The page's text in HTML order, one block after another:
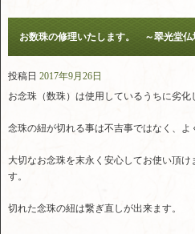
お数珠の修理いたします。 ～翠光堂仏
投稿日 2017年9月26日
お念珠（数珠）は使用しているうちに劣
念珠の紐が切れる事は不吉事ではなく、よ
大切なお念珠を末永く安心してお使い頂
す。
切れた念珠の紐は繋ぎ直しが出来ます。